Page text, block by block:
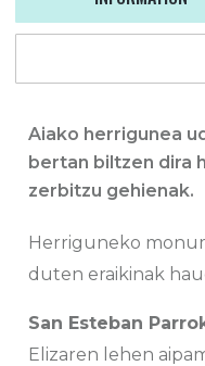
Aiako herrigunea
bertan biltzen dira
zerbitzu gehienak.​
Herriguneko
duten eraikinak
San Esteban
Elizaren lehen